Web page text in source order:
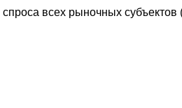
всех рыночных субъектов